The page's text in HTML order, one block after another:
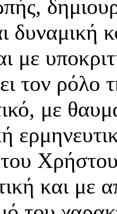
δυναμική
με
τον ρόλο
με
και με